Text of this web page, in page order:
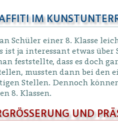
IM
Schüler einer 8. Klasse
ist ja interessant etwas
feststellte, dass es doch
mussten dann bei den
Stellen. Dennoch
8. Klassen.
UND